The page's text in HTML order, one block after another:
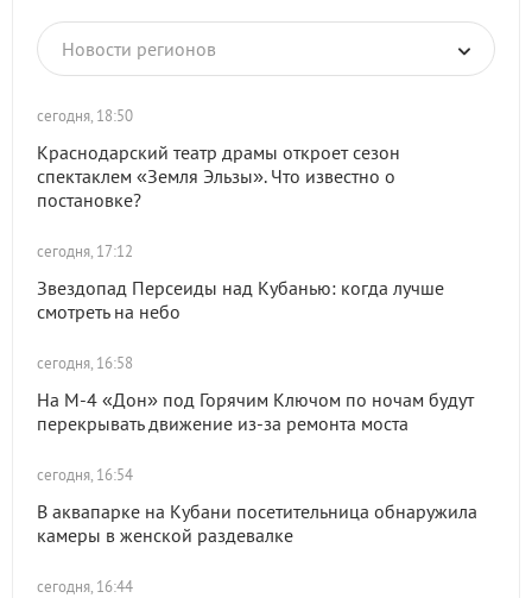
Новости регионов
сегодня, 18:50
Краснодарский театр драмы откроет сезон
спектаклем «Земля Эльзы». Что известно о
постановке?
сегодня, 17:12
Звездопад Персеиды над Кубанью: когда лучше
смотреть на небо
сегодня, 16:58
На М-4 «Дон» под Горячим Ключом по ночам будут
перекрывать движение из-за ремонта моста
сегодня, 16:54
В аквапарке на Кубани посетительница обнаружила
камеры в женской раздевалке
сегодня, 16:44